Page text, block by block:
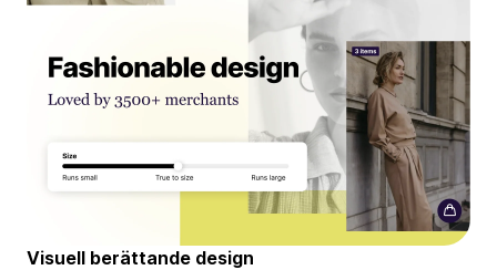
Visuell berättande design